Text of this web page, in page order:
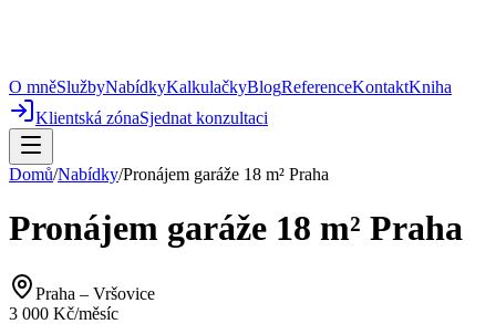
O mněSlužbyNabídkyKalkulačkyBlogReferenceKontaktKniha
Klientská zónaSjednat konzultaci
Domů/Nabídky/Pronájem garáže 18 m² Praha
Pronájem garáže 18 m² Praha
Praha – Vršovice
3 000 Kč/měsíc